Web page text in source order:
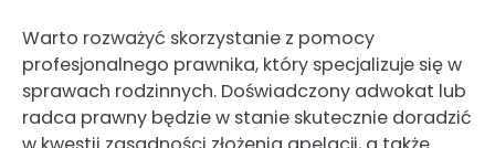
Warto rozważyć skorzystanie z pomocy
profesjonalnego prawnika, który specjalizuje się w
sprawach rodzinnych. Doświadczony adwokat lub
radca prawny będzie w stanie skutecznie doradzić